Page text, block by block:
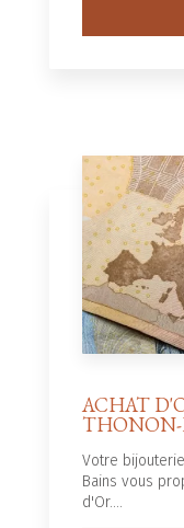
ACHAT
THONON-
Votre
Bains vous
d'Or....